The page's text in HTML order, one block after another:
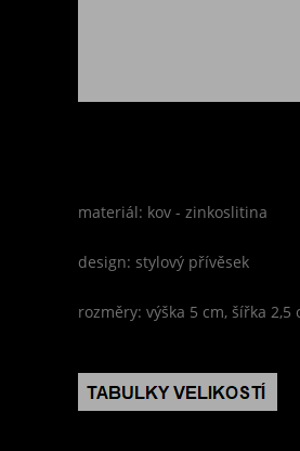
materiál: kov - zinkoslitina
design: stylový přívěsek
rozměry: výška 5 cm, šířka 2,5